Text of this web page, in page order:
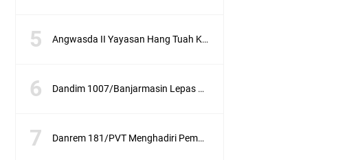
Angwasda II Yayasan Hang Tuah Kunjungi Satdik Cabang Surabaya
Dandim 1007/Banjarmasin Lepas 47 Calon Komcad Untuk Mengikuti Seleksi di Rindam VI/Mulawarman
Danrem 181/PVT Menghadiri Pembukaan MUKERDA I Majelis Daerah GPdI Provinsi PBD